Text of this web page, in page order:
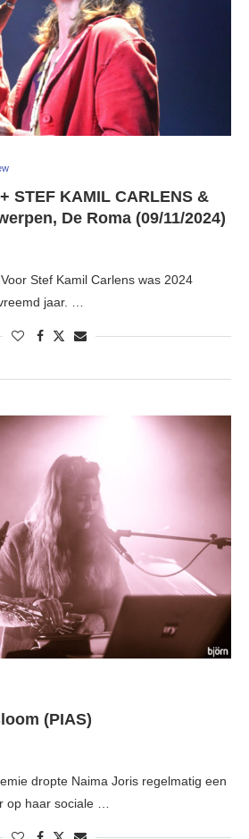
STEF KAMIL CARLENS &
De Roma (09/11/2024)
Stef Kamil Carlens was 2024
jaar. …
(PIAS)
dropte Naima Joris regelmatig een
op haar sociale …